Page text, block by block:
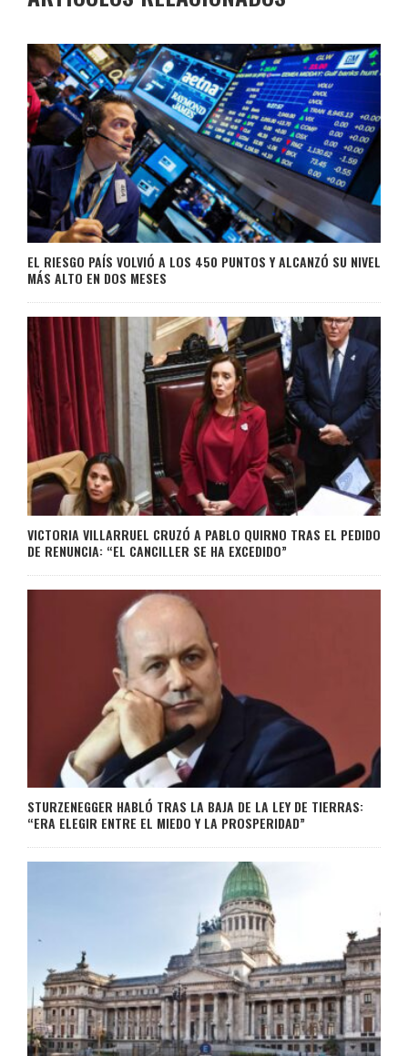
EL RIESGO PAÍS VOLVIÓ A LOS 450 PUNTOS Y ALCANZÓ SU NIVEL
MÁS ALTO EN DOS MESES
VICTORIA VILLARRUEL CRUZÓ A PABLO QUIRNO TRAS EL PEDIDO
DE RENUNCIA: “EL CANCILLER SE HA EXCEDIDO”
STURZENEGGER HABLÓ TRAS LA BAJA DE LA LEY DE TIERRAS:
“ERA ELEGIR ENTRE EL MIEDO Y LA PROSPERIDAD”